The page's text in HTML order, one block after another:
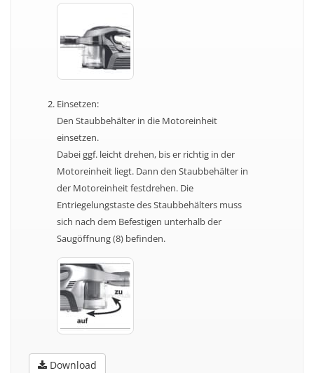
Einsetzen:
Den Staubbehälter in die Motoreinheit
einsetzen.
Dabei ggf. leicht drehen, bis er richtig in der
Motoreinheit liegt. Dann den Staubbehälter in
der Motoreinheit festdrehen. Die
Entriegelungstaste des Staubbehälters muss
sich nach dem Befestigen unterhalb der
Saugöffnung (8) befinden.
Download